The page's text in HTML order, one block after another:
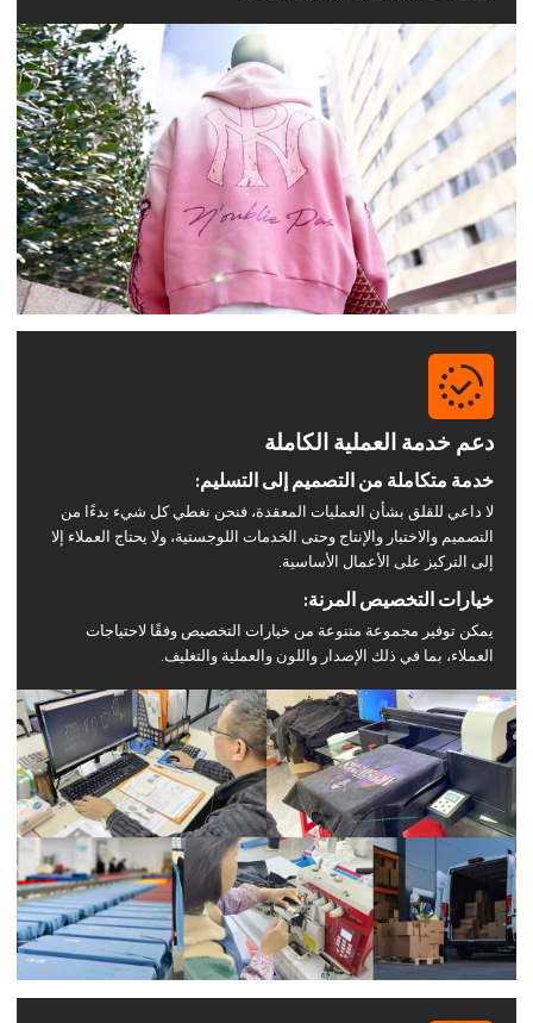
دعم خدمة العملية الكاملة
خدمة متكاملة من التصميم إلى التسليم:
لا داعي للقلق بشأن العمليات المعقدة، فنحن نغطي كل شيء بدءًا من
التصميم والاختبار والإنتاج وحتى الخدمات اللوجستية، ولا يحتاج العملاء إلا
إلى التركيز على الأعمال الأساسية.
خيارات التخصيص المرنة:
يمكن توفير مجموعة متنوعة من خيارات التخصيص وفقًا لاحتياجات
العملاء، بما في ذلك الإصدار واللون والعملية والتغليف.